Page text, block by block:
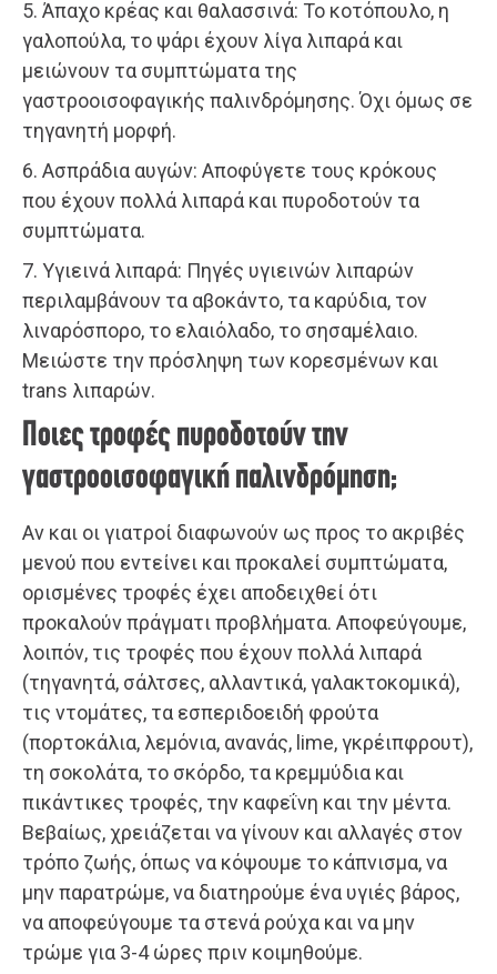
5. Άπαχο κρέας και θαλασσινά: Το κοτόπουλο, η
γαλοπούλα, το ψάρι έχουν λίγα λιπαρά και
μειώνουν τα συμπτώματα της
γαστροοισοφαγικής παλινδρόμησης. Όχι όμως σε
τηγανητή μορφή.
6. Ασπράδια αυγών: Αποφύγετε τους κρόκους
που έχουν πολλά λιπαρά και πυροδοτούν τα
συμπτώματα.
7. Υγιεινά λιπαρά: Πηγές υγιεινών λιπαρών
περιλαμβάνουν τα αβοκάντο, τα καρύδια, τον
λιναρόσπορο, το ελαιόλαδο, το σησαμέλαιο.
Μειώστε την πρόσληψη των κορεσμένων και
trans λιπαρών.
Ποιες τροφές πυροδοτούν την
γαστροοισοφαγική παλινδρόμηση;
Αν και οι γιατροί διαφωνούν ως προς το ακριβές
μενού που εντείνει και προκαλεί συμπτώματα,
ορισμένες τροφές έχει αποδειχθεί ότι
προκαλούν πράγματι προβλήματα. Αποφεύγουμε,
λοιπόν, τις τροφές που έχουν πολλά λιπαρά
(τηγανητά, σάλτσες, αλλαντικά, γαλακτοκομικά),
τις ντομάτες, τα εσπεριδοειδή φρούτα
(πορτοκάλια, λεμόνια, ανανάς, lime, γκρέιπφρουτ),
τη σοκολάτα, το σκόρδο, τα κρεμμύδια και
πικάντικες τροφές, την καφεΐνη και την μέντα.
Βεβαίως, χρειάζεται να γίνουν και αλλαγές στον
τρόπο ζωής, όπως να κόψουμε το κάπνισμα, να
μην παρατρώμε, να διατηρούμε ένα υγιές βάρος,
να αποφεύγουμε τα στενά ρούχα και να μην
τρώμε για 3-4 ώρες πριν κοιμηθούμε.